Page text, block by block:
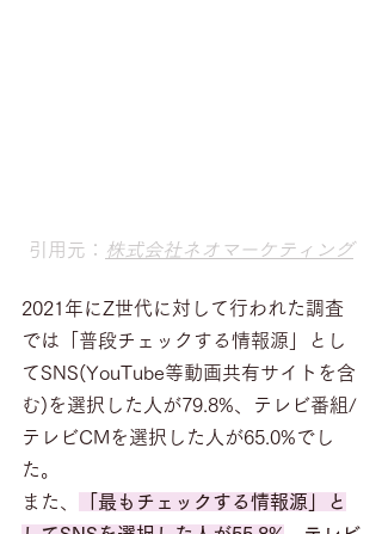
引用元： 株式会社ネオマーケティング
2021年にZ世代に対して行われた調査
では「普段チェックする情報源」とし
てSNS(YouTube等動画共有サイトを含
む)を選択した人が79.8%、テレビ番組/
テレビCMを選択した人が65.0%でし
た。
また、
「最もチェックする情報源」と